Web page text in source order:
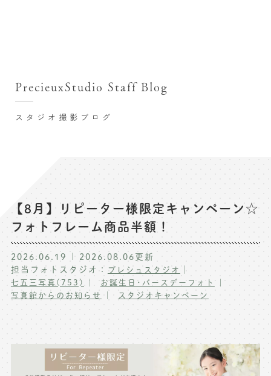
七五三お参り用着物レンタル
お宮参り写真撮影
ハーフバースデー撮影
卒業袴･卒業写真撮影
入園入学･卒園卒業記念撮影
ハーフ成人式･10歳の祝い記念撮影
家族写真･記念写真撮影
ペット写真撮影
フレンド記念撮影
記念撮影コラム
よくある質問
写真商品一覧
スタジオ撮影ブログ
PrecieuxStudio Staff Blog
【8月】リピーター様限定キャンペーン☆
フォトフレーム商品半額！
2026.06.19 2026.08.06更新
担当フォトスタジオ： プレシュスタジオ ｜
七五三写真(753)
お誕生日･バースデーフォト
写真館からのお知らせ
スタジオキャンペーン